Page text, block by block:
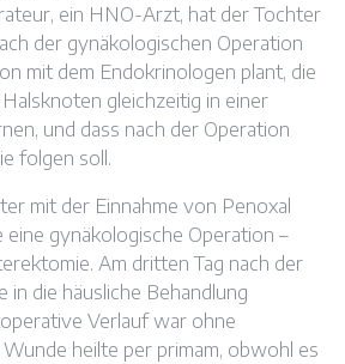
ein HNO-Arzt, hat der Tochter
der gynäkologischen Operation
mit dem Endokrinologen plant, die
gleichzeitig in einer
und dass nach der Operation
folgen soll.
mit der Einnahme von Penoxal
gynäkologische Operation –
Am dritten Tag nach der
in die häusliche Behandlung
Verlauf war ohne
heilte per primam, obwohl es